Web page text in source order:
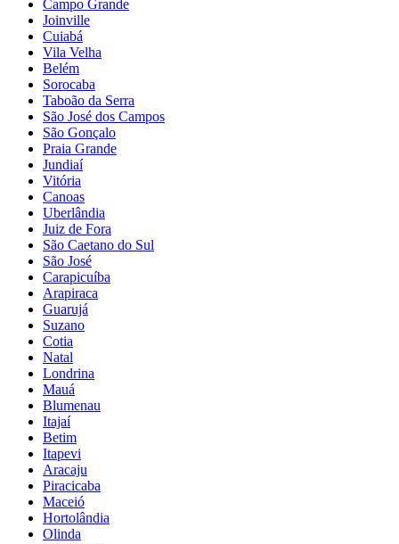
Campo Grande
Joinville
Cuiabá
Vila Velha
Belém
Sorocaba
Taboão da Serra
São José dos Campos
São Gonçalo
Praia Grande
Jundiaí
Vitória
Canoas
Uberlândia
Juiz de Fora
São Caetano do Sul
São José
Carapicuíba
Arapiraca
Guarujá
Suzano
Cotia
Natal
Londrina
Mauá
Blumenau
Itajaí
Betim
Itapevi
Aracaju
Piracicaba
Maceió
Hortolândia
Olinda